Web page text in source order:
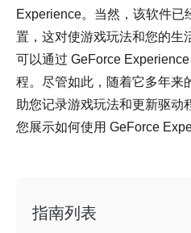
Experience。当然，该软件已
置，这对使游戏玩法和您的生
可以通过 GeForce
程。尽管如此，随着它多年来
助您记录游戏玩法和更新驱动
您展示如何使用 GeForce
指南列表